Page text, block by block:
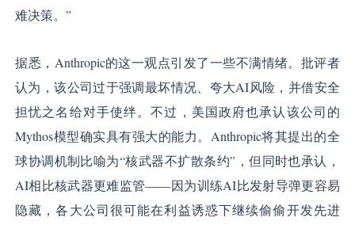
难决策。”
据悉，Anthropic的这一观点引发了一些不满情绪。批评者
认为，该公司过于强调最坏情况、夸大AI风险，并借安全
担忧之名给对手使绊。不过，美国政府也承认该公司的
Mythos模型确实具有强大的能力。Anthropic将其提出的全
球协调机制比喻为“核武器不扩散条约”，但同时也承认，
AI相比核武器更难监管——因为训练AI比发射导弹更容易
隐藏，各大公司很可能在利益诱惑下继续偷偷开发先进